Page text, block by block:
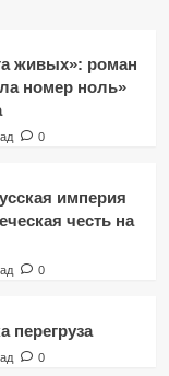
живых»: роман
номер ноль»
0
империя
честь на
0
перегруза
0